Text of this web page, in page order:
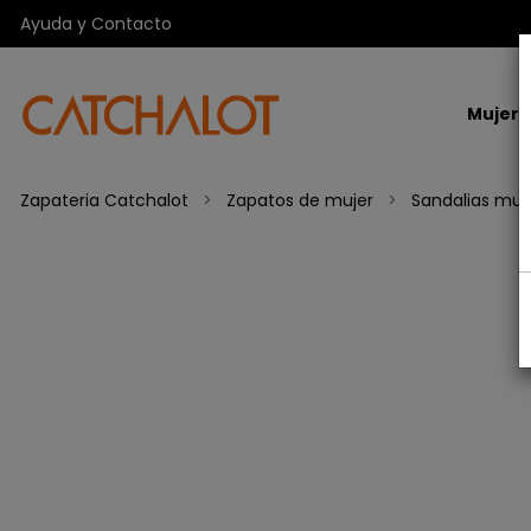
Ayuda y Contacto
Mujer
Zapateria Catchalot Zapatos de mujer Sandalias